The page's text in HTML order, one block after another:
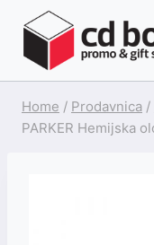
content
Home / Prodavnica /
PARKER Hemijska